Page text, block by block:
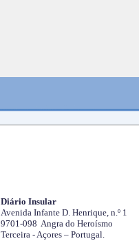
Diário Insular
Avenida Infante D. Henrique, n.º 1
9701-098 Angra do Heroísmo
Terceira - Açores – Portugal.